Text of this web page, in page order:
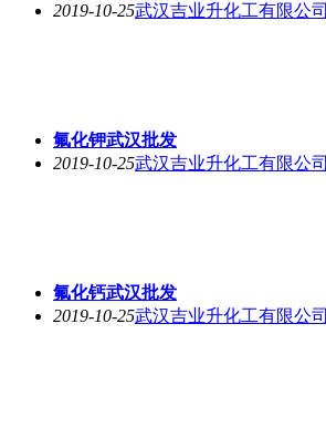
2019-10-25武汉吉业升化工有限公司
氟化钾武汉批发
2019-10-25武汉吉业升化工有限公司
氟化钙武汉批发
2019-10-25武汉吉业升化工有限公司